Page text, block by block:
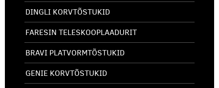
DINGLI KORVTÕSTUKID
FARESIN TELESKOOPLAADURIT
BRAVI PLATVORMTÕSTUKID
GENIE KORVTÕSTUKID